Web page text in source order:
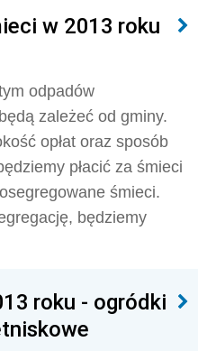
w 2013 roku
odpadów
zależeć od gminy.
opłat oraz sposób
płacić za śmieci
śmieci.
będziemy
roku - ogródki